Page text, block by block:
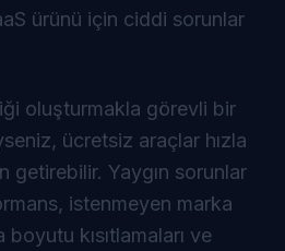
ürünü için ciddi sorunlar
oluşturmakla görevli bir
ücretsiz araçlar hızla
getirebilir. Yaygın sorunlar
istenmeyen marka
kısıtlamaları ve